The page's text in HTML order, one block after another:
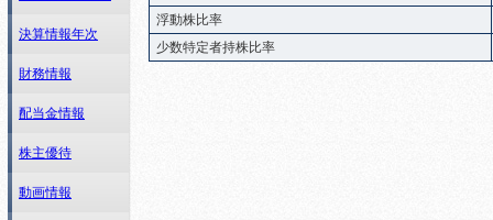
決算情報年次
財務情報
配当金情報
株主優待
動画情報
浮動株比率
少数特定者持株比率